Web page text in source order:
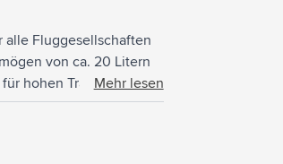
alle Fluggesellschaften
von ca. 20 Litern
hohen Tragekomfort
gefüttert mit
doppelten Schiebern
Mehr lesen